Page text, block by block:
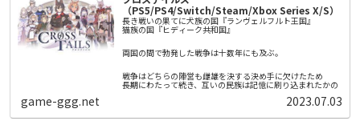
ことができます。
そして訪れる死。
しかしレーベンは再び目を覚ます。
エノアと名乗る機械の少女に迎えられて。
そこはエデンと呼ばれる構造体のなか。
エデンでは機械たちが人類再生のために
「本物の人間」を創造しようと稼働をつづけていた。
「本物の人間」になるための戦いに巻き込まれていく。
（PS5/PS4/Switch/Steam/Xbox Series X/S）
長き戦いの果てに犬族の国『ランヴェルフルト王国』
猫族の国『ヒディーク共和国』
両国の間で勃発した戦争は十数年にも及ぶ。
戦争はどちらの陣営も雌雄を決する決め手に欠けたため
長期にわたって続き、互いの民族は記憶に刷り込まれたかの
game-ggg.net 2023.07.03